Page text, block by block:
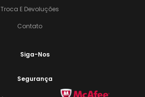
Troca E Devoluções
Contato
Siga-Nos
Segurança